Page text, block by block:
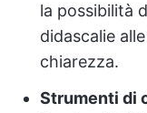
la possibilità
didascalie
chiarezza.
Strumenti di